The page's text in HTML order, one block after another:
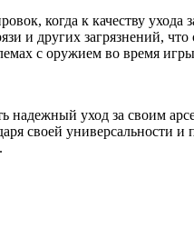
когда к качеству
и других загрязнений,
с оружием во время
уход за своим
своей универсальности